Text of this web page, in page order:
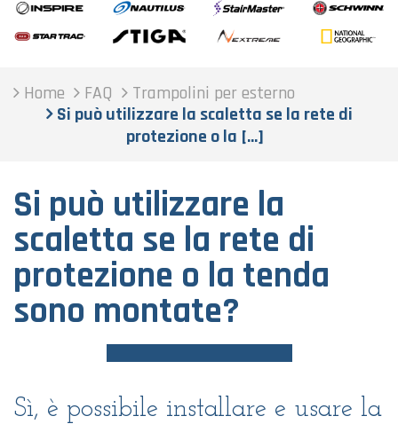
Home FAQ
Trampolini per esterno
Si può utilizzare la scaletta se la rete di
protezione o la [...]
Si può utilizzare la
scaletta se la rete di
protezione o la tenda
sono montate?
Sì, è possibile installare e usare la